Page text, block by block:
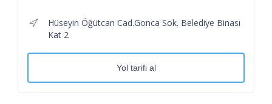
Hüseyin Öğütcan Cad.Gonca Sok. Belediye Binası
Kat 2
Yol tarifi al